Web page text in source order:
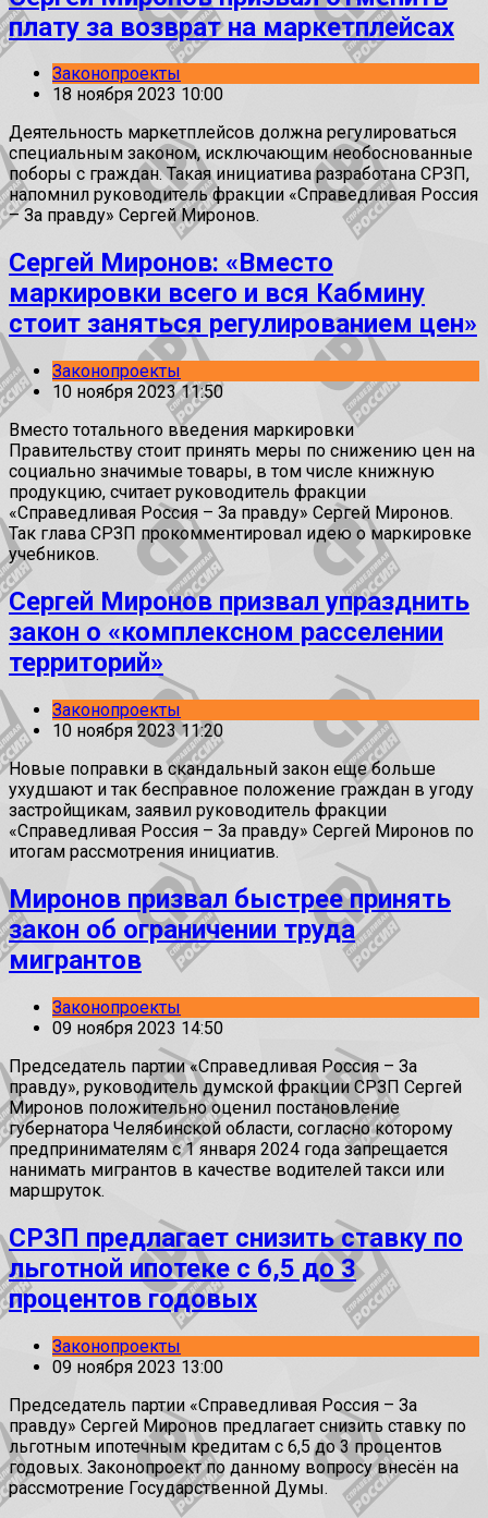
плату за возврат на маркетплейсах
Законопроекты
18 ноября 2023 10:00
Деятельность маркетплейсов должна регулироваться
специальным законом, исключающим необоснованные
поборы с граждан. Такая инициатива разработана СРЗП,
напомнил руководитель фракции «Справедливая Россия
– За правду» Сергей Миронов.
Сергей Миронов: «Вместо
маркировки всего и вся Кабмину
стоит заняться регулированием цен»
Законопроекты
10 ноября 2023 11:50
Вместо тотального введения маркировки
Правительству стоит принять меры по снижению цен на
социально значимые товары, в том числе книжную
продукцию, считает руководитель фракции
«Справедливая Россия – За правду» Сергей Миронов.
Так глава СРЗП прокомментировал идею о маркировке
учебников.
Сергей Миронов призвал упразднить
закон о «комплексном расселении
территорий»
Законопроекты
10 ноября 2023 11:20
Новые поправки в скандальный закон еще больше
ухудшают и так бесправное положение граждан в угоду
застройщикам, заявил руководитель фракции
«Справедливая Россия – За правду» Сергей Миронов по
итогам рассмотрения инициатив.
Миронов призвал быстрее принять
закон об ограничении труда
мигрантов
Законопроекты
09 ноября 2023 14:50
Председатель партии «Справедливая Россия – За
правду», руководитель думской фракции СРЗП Сергей
Миронов положительно оценил постановление
губернатора Челябинской области, согласно которому
предпринимателям с 1 января 2024 года запрещается
нанимать мигрантов в качестве водителей такси или
маршруток.
СРЗП предлагает снизить ставку по
льготной ипотеке с 6,5 до 3
процентов годовых
Законопроекты
09 ноября 2023 13:00
Председатель партии «Справедливая Россия – За
правду» Сергей Миронов предлагает снизить ставку по
льготным ипотечным кредитам с 6,5 до 3 процентов
годовых. Законопроект по данному вопросу внесён на
рассмотрение Государственной Думы.